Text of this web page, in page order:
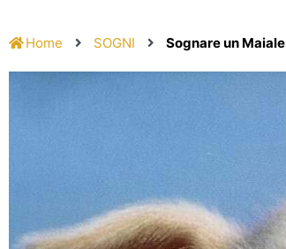
Home SOGNI Sognare un Maiale